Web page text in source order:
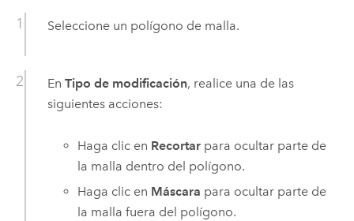
Seleccione un polígono de malla.
En Tipo de modificación, realice una de las
siguientes acciones:
Haga clic en Recortar para ocultar parte de
la malla dentro del polígono.
Haga clic en Máscara para ocultar parte de
la malla fuera del polígono.